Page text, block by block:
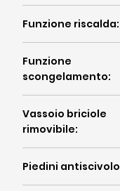
Funzione riscalda:
Funzione
scongelamento:
Vassoio briciole
rimovibile:
Piedini antiscivolo